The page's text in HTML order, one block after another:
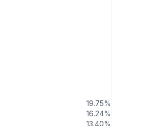
19.75%
16.24%
13.40%